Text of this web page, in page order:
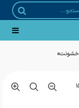
خشونت»